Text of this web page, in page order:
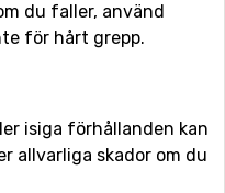
du faller, använd
för hårt grepp.
isiga förhållanden kan
allvarliga skador om du